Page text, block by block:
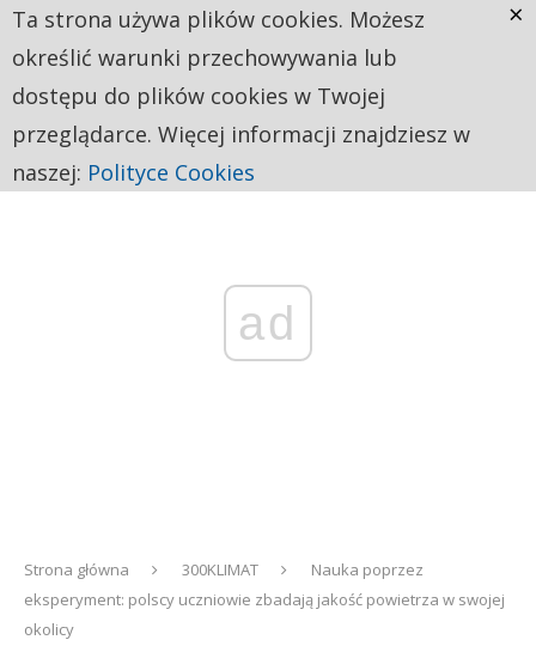
ad
Strona główna 300KLIMAT
Nauka poprzez
eksperyment: polscy uczniowie zbadają jakość powietrza w swojej
okolicy
Ta strona używa plików cookies. Możesz
określić warunki przechowywania lub
dostępu do plików cookies w Twojej
przeglądarce. Więcej informacji znajdziesz w
naszej: Polityce Cookies
×